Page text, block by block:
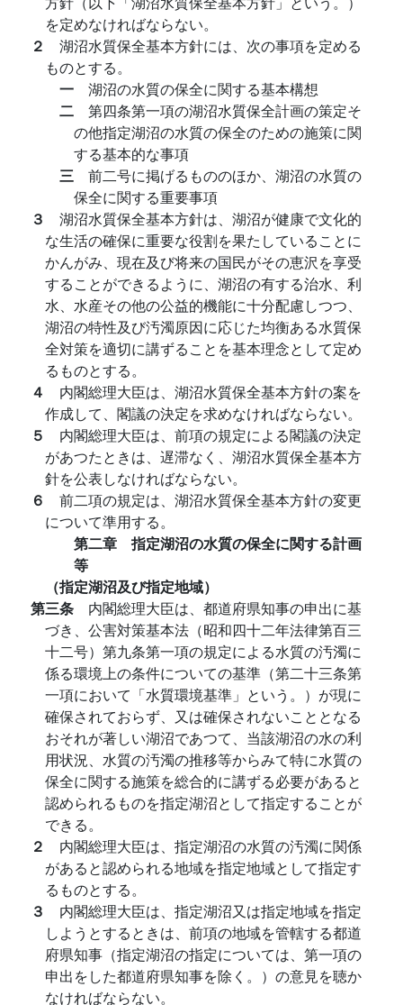
を定めなければならない。
２ 湖沼水質保全基本方針には、次の事項を定める
ものとする。
一 湖沼の水質の保全に関する基本構想
二 第四条第一項の湖沼水質保全計画の策定そ
の他指定湖沼の水質の保全のための施策に関
する基本的な事項
三 前二号に掲げるもののほか、湖沼の水質の
保全に関する重要事項
３ 湖沼水質保全基本方針は、湖沼が健康で文化的
な生活の確保に重要な役割を果たしていることに
かんがみ、現在及び将来の国民がその恵沢を享受
することができるように、湖沼の有する治水、利
水、水産その他の公益的機能に十分配慮しつつ、
湖沼の特性及び汚濁原因に応じた均衡ある水質保
全対策を適切に講ずることを基本理念として定め
るものとする。
４ 内閣総理大臣は、湖沼水質保全基本方針の案を
作成して、閣議の決定を求めなければならない。
５ 内閣総理大臣は、前項の規定による閣議の決定
があつたときは、遅滞なく、湖沼水質保全基本方
針を公表しなければならない。
６ 前二項の規定は、湖沼水質保全基本方針の変更
について準用する。
第二章 指定湖沼の水質の保全に関する計画
等
（指定湖沼及び指定地域）
第三条 内閣総理大臣は、都道府県知事の申出に基
づき、公害対策基本法（昭和四十二年法律第百三
十二号）第九条第一項の規定による水質の汚濁に
係る環境上の条件についての基準（第二十三条第
一項において「水質環境基準」という。）が現に
確保されておらず、又は確保されないこととなる
おそれが著しい湖沼であつて、当該湖沼の水の利
用状況、水質の汚濁の推移等からみて特に水質の
保全に関する施策を総合的に講ずる必要があると
認められるものを指定湖沼として指定することが
できる。
２ 内閣総理大臣は、指定湖沼の水質の汚濁に関係
があると認められる地域を指定地域として指定す
るものとする。
３ 内閣総理大臣は、指定湖沼又は指定地域を指定
しようとするときは、前項の地域を管轄する都道
府県知事（指定湖沼の指定については、第一項の
申出をした都道府県知事を除く。）の意見を聴か
なければならない。